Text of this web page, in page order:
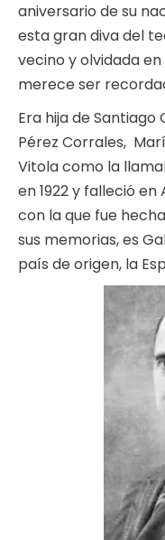
aniversario de su
esta gran diva del
vecino y olvidada
merece ser
Era hija de Santiago
Pérez Corrales,
Vitola como la
en 1922 y falleció en
con la que fue
sus memorias, es
país de origen, la